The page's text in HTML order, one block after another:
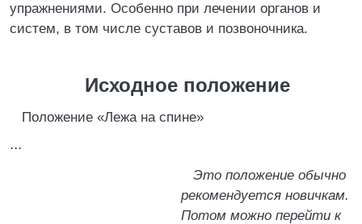
упражнениями. Особенно при лечении органов и
систем, в том числе суставов и позвоночника.
Исходное положение
Положение «Лежа на спине»
...
Это положение обычно
рекомендуется новичкам.
Потом можно перейти к